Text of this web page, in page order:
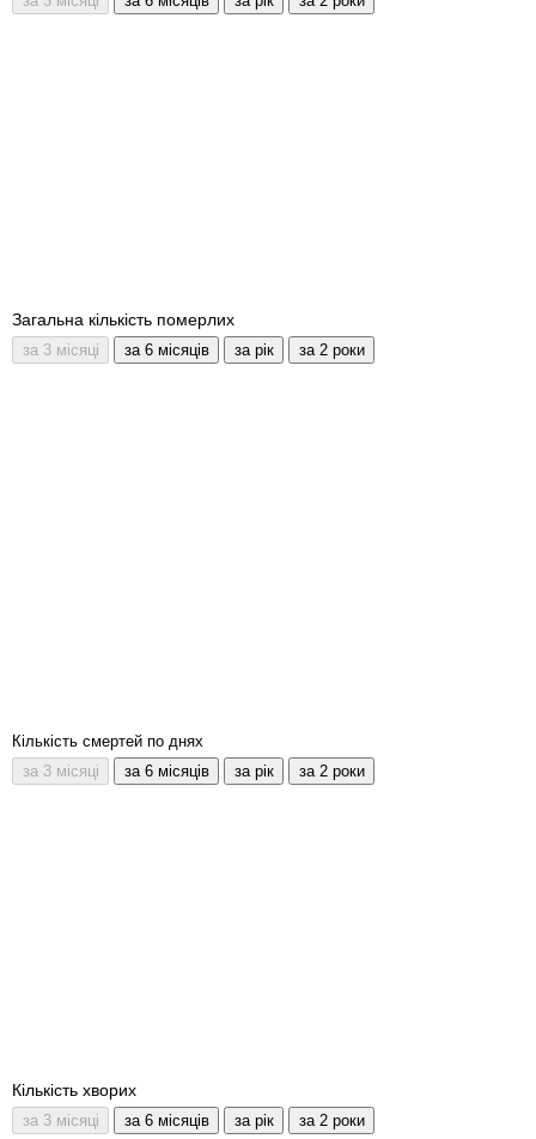
Загальна кількість померлих
Кількість смертей по днях
Кількість хворих